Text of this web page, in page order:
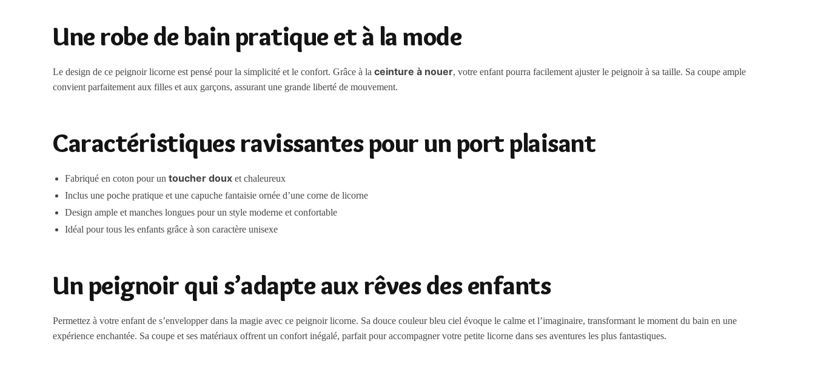
Une robe de bain pratique et à la mode
Le design de ce peignoir licorne est pensé pour la simplicité et le confort. Grâce à laceinture à nouer, votre enfant pourra facilement ajuster le peignoir à sa taille. Sa coupe ample
convient parfaitement aux filles et aux garçons, assurant une grande liberté de mouvement.
Caractéristiques ravissantes pour un port plaisant
Fabriqué en coton pour untoucher doux et chaleureux
Inclus une poche pratique et une capuche fantaisie ornée d’une corne de licorne
Design ample et manches longues pour un style moderne et confortable
Idéal pour tous les enfants grâce à son caractère unisexe
Un peignoir qui s’adapte aux rêves des enfants
Permettez à votre enfant de s’envelopper dans la magie avec ce peignoir licorne. Sa douce couleur bleu ciel évoque le calme et l’imaginaire, transformant le moment du bain en une
expérience enchantée. Sa coupe et ses matériaux offrent un confort inégalé, parfait pour accompagner votre petite licorne dans ses aventures les plus fantastiques.